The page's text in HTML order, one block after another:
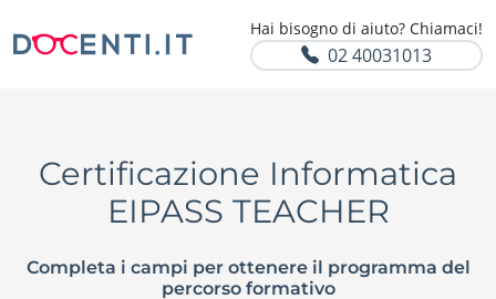
Hai bisogno di aiuto? Chiamaci!
02 40031013
Certificazione Informatica
EIPASS TEACHER
Completa i campi per ottenere il programma del
percorso formativo